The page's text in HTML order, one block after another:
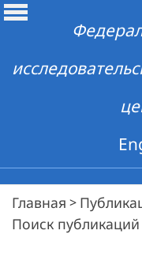
Главная >
Поиск публикаций